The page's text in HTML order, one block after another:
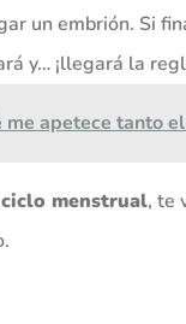
un embrión. Si
y… ¡llegará la
me apetece tanto
ciclo menstrual, te